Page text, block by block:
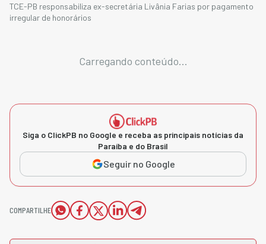
TCE-PB responsabiliza ex-secretária Livânia Farias por pagamento
irregular de honorários
Carregando conteúdo...
Siga o ClickPB no Google e receba as principais notícias da
Paraíba e do Brasil
Seguir no Google
COMPARTILHE